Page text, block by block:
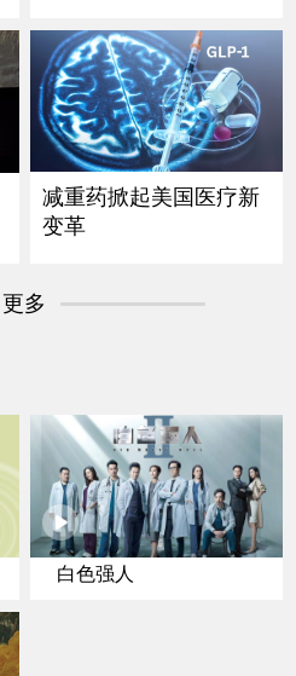
减重药掀起美国医疗新
变革
更多
白色强人